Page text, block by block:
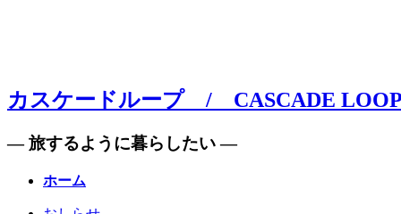
カスケードループ / CASCADE
— 旅するように暮らしたい —
ホーム